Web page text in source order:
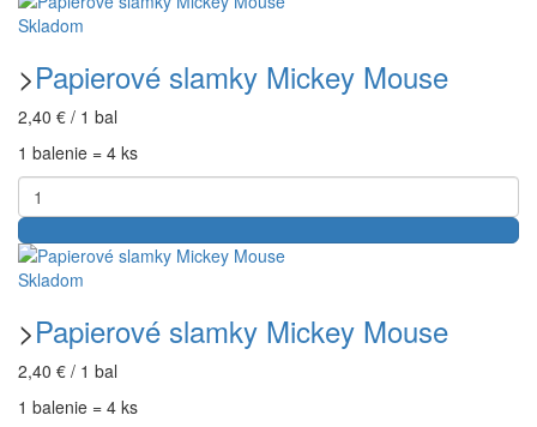
Skladom
>Papierové slamky Mickey Mouse
2,40 € / 1 bal
1 balenie = 4 ks
Skladom
>Papierové slamky Mickey Mouse
2,40 € / 1 bal
1 balenie = 4 ks